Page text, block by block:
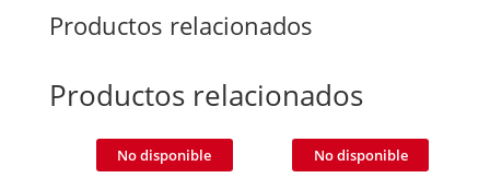
Productos relacionados
Productos relacionados
No disponible No disponible